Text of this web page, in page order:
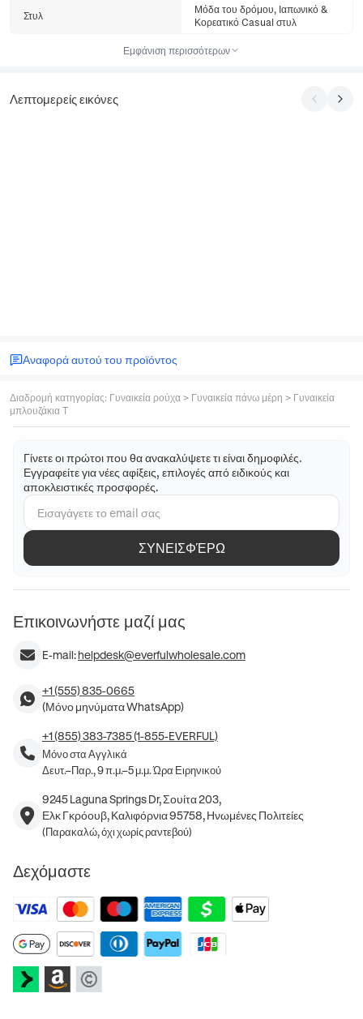
Στυλ
Μόδα του δρόμου, Ιαπωνικό &
Κορεατικό Casual στυλ
Εμφάνιση περισσότερων
Λεπτομερείς εικόνες
Αναφορά αυτού του προϊόντος
Διαδρομή κατηγορίας: Γυναικεία ρούχα > Γυναικεία πάνω μέρη > Γυναικεία
μπλουζάκια T
Γίνετε οι πρώτοι που θα ανακαλύψετε τι είναι δημοφιλές.
Εγγραφείτε για νέες αφίξεις, επιλογές από ειδικούς και
αποκλειστικές προσφορές.
ΣΥΝΕΙΣΦΈΡΩ
Επικοινωνήστε μαζί μας
E-mail:helpdesk@everfulwholesale.com
+1 (555) 835-0665
(Μόνο μηνύματα WhatsApp)
+1 (855) 383-7385 (1-855-EVERFUL)
Μόνο στα Αγγλικά
Δευτ.–Παρ., 9 π.μ.–5 μ.μ. Ώρα Ειρηνικού
9245 Laguna Springs Dr, Σουίτα 203,
Ελκ Γκρόουβ, Καλιφόρνια 95758, Ηνωμένες Πολιτείες
(Παρακαλώ, όχι χωρίς ραντεβού)
Δεχόμαστε